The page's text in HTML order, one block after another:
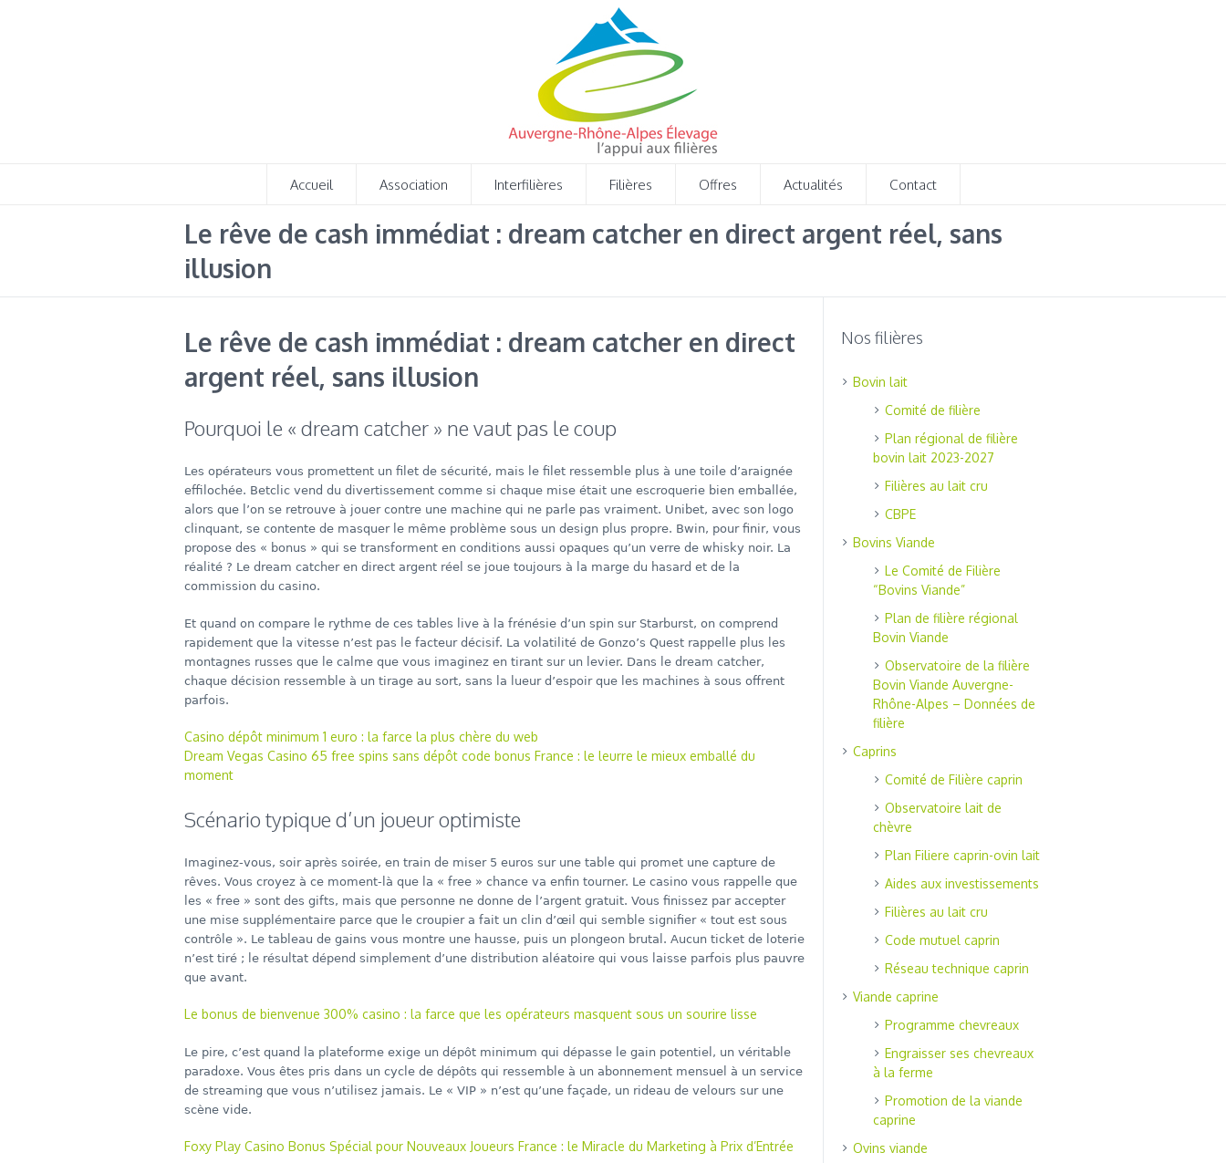
Accueil Association Interfilières Filières Offres Actualités Contact
Le rêve de cash immédiat : dream catcher en direct argent réel, sans
illusion
Le rêve de cash immédiat : dream catcher en direct
argent réel, sans illusion
Pourquoi le « dream catcher » ne vaut pas le coup
Les opérateurs vous promettent un filet de sécurité, mais le filet ressemble plus à une toile d’araignée
effilochée. Betclic vend du divertissement comme si chaque mise était une escroquerie bien emballée,
alors que l’on se retrouve à jouer contre une machine qui ne parle pas vraiment. Unibet, avec son logo
clinquant, se contente de masquer le même problème sous un design plus propre. Bwin, pour finir, vous
propose des « bonus » qui se transforment en conditions aussi opaques qu’un verre de whisky noir. La
réalité ? Le dream catcher en direct argent réel se joue toujours à la marge du hasard et de la
commission du casino.
Et quand on compare le rythme de ces tables live à la frénésie d’un spin sur Starburst, on comprend
rapidement que la vitesse n’est pas le facteur décisif. La volatilité de Gonzo’s Quest rappelle plus les
montagnes russes que le calme que vous imaginez en tirant sur un levier. Dans le dream catcher,
chaque décision ressemble à un tirage au sort, sans la lueur d’espoir que les machines à sous offrent
parfois.
Casino dépôt minimum 1 euro : la farce la plus chère du web
Dream Vegas Casino 65 free spins sans dépôt code bonus France : le leurre le mieux emballé du
moment
Scénario typique d’un joueur optimiste
Imaginez‑vous, soir après soirée, en train de miser 5 euros sur une table qui promet une capture de
rêves. Vous croyez à ce moment‑là que la « free » chance va enfin tourner. Le casino vous rappelle que
les « free » sont des gifts, mais que personne ne donne de l’argent gratuit. Vous finissez par accepter
une mise supplémentaire parce que le croupier a fait un clin d’œil qui semble signifier « tout est sous
contrôle ». Le tableau de gains vous montre une hausse, puis un plongeon brutal. Aucun ticket de loterie
n’est tiré ; le résultat dépend simplement d’une distribution aléatoire qui vous laisse parfois plus pauvre
que avant.
Le bonus de bienvenue 300% casino : la farce que les opérateurs masquent sous un sourire lisse
Le pire, c’est quand la plateforme exige un dépôt minimum qui dépasse le gain potentiel, un véritable
paradoxe. Vous êtes pris dans un cycle de dépôts qui ressemble à un abonnement mensuel à un service
de streaming que vous n’utilisez jamais. Le « VIP » n’est qu’une façade, un rideau de velours sur une
scène vide.
Foxy Play Casino Bonus Spécial pour Nouveaux Joueurs France : le Miracle du Marketing à Prix d’Entrée
Nos filières
Bovin lait
Comité de filière
Plan régional de filière
bovin lait 2023-2027
Filières au lait cru
CBPE
Bovins Viande
Le Comité de Filière
“Bovins Viande”
Plan de filière régional
Bovin Viande
Observatoire de la filière
Bovin Viande Auvergne-
Rhône-Alpes – Données de
filière
Caprins
Comité de Filière caprin
Observatoire lait de
chèvre
Plan Filiere caprin-ovin lait
Aides aux investissements
Filières au lait cru
Code mutuel caprin
Réseau technique caprin
Viande caprine
Programme chevreaux
Engraisser ses chevreaux
à la ferme
Promotion de la viande
caprine
Ovins viande